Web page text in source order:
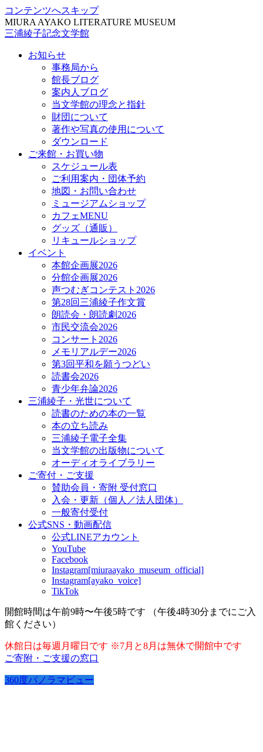
コンテンツへスキップ
MIURA AYAKO LITERATURE MUSEUM
三浦綾子記念文学館
お知らせ
事務局から
館長ブログ
案内人ブログ
当文学館の理念と指針
財団について
著作や写真の使用について
ダウンロード
ご来館・お買い物
スケジュール表
ご利用案内・団体予約
地図・お問い合わせ
ミュージアムショップ
カフェMENU
グッズ（通販）
リキュールショップ
イベント
本館企画展2026
分館企画展2026
声つむぎコンテスト2026
第28回三浦綾子作文賞
朗読会・朗読劇2026
市民交流会2026
コンサート2026
メモリアルデー2026
第3回平和を願うつどい
読書会2026
青少年弁論2026
三浦綾子・光世について
読書のための本の一覧
本の立ち読み
三浦綾子電子全集
当文学館の出版物について
オーディオライブラリー
ご寄付・ご支援
賛助会員・寄附 受付窓口
入会・更新（個人／法人団体）
一般寄付受付
公式SNS・動画配信
公式LINEアカウント
YouTube
Facebook
Instagram[miuraayako_museum_official]
Instagram[ayako_voice]
TikTok
開館時間は午前9時〜午後5時です （午後4時30分までにご入
館ください）
休館日は毎週月曜日です ※7月と8月は無休で開館中です
ご寄附・ご支援の窓口
360度パノラマビュー